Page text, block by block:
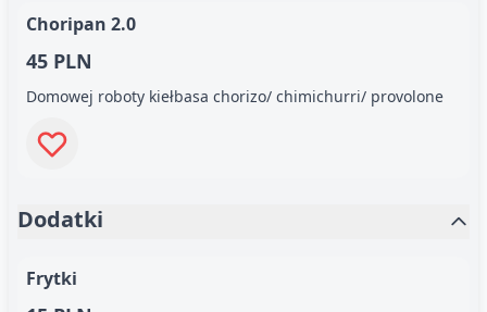
Choripan 2.0
45 PLN
Domowej roboty kiełbasa chorizo/ chimichurri/ provolone
Dodatki
Frytki